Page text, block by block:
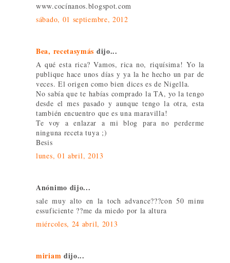
www.cocínanos.blogspot.com
sábado, 01 septiembre, 2012
Bea, recetasymás dijo...
A qué esta rica? Vamos, rica no, riquísima! Yo la
publique hace unos días y ya la he hecho un par de
veces. El origen como bien dices es de Nigella.
No sabía que te habías comprado la TA, yo la tengo
desde el mes pasado y aunque tengo la otra, esta
también encuentro que es una maravilla!
Te voy a enlazar a mi blog para no perderme
ninguna receta tuya ;)
Besis
lunes, 01 abril, 2013
Anónimo dijo...
sale muy alto en la toch advance???con 50 minu
essuficiente ??me da miedo por la altura
miércoles, 24 abril, 2013
miriam dijo...